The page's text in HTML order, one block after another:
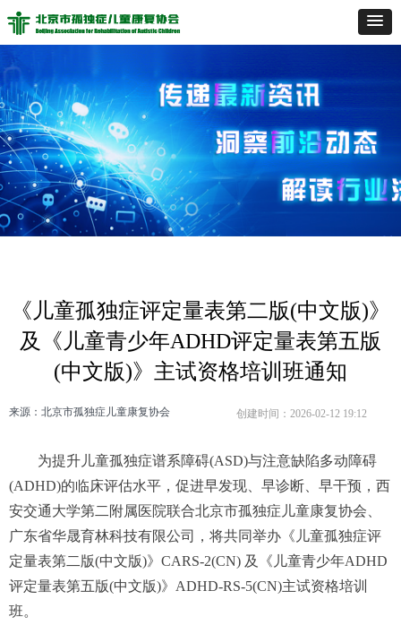
《儿童孤独症评定量表第二版(中文版)》
及《儿童青少年ADHD评定量表第五版
(中文版)》主试资格培训班通知
为提升儿童孤独症谱系障碍(ASD)与注意缺陷多动障碍
(ADHD)的临床评估水平，促进早发现、早诊断、早干预，西
安交通大学第二附属医院联合北京市孤独症儿童康复协会、
广东省华晟育林科技有限公司，将共同举办《儿童孤独症评
定量表第二版(中文版)》CARS-2(CN) 及《儿童青少年ADHD
评定量表第五版(中文版)》ADHD-RS-5(CN)主试资格培训
班。
来源：北京市孤独症儿童康复协会 创建时间： 2026-02-12 19:12